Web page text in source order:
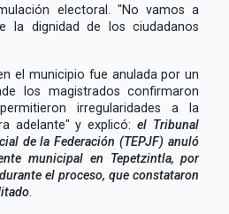
electoral. "No vamos a
la dignidad de los ciudadanos
el municipio fue anulada por un
los magistrados confirmaron
irregularidades a la
adelante" y explicó:el Tribunal
de la Federación (TEPJF) anuló
municipal en Tepetzintla, por
el proceso, que constataron
.